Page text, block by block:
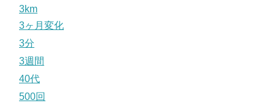
3km
3ヶ月変化
3分
3週間
40代
500回